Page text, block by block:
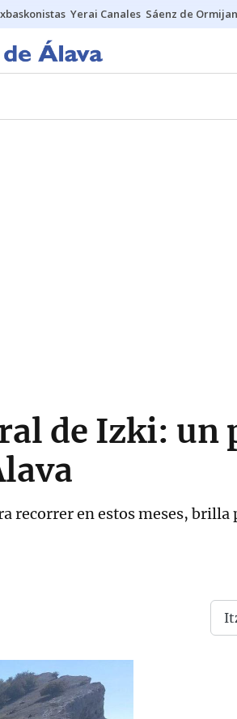
Yerai Canales Sáenz de
de Izki: un
recorrer en estos meses,